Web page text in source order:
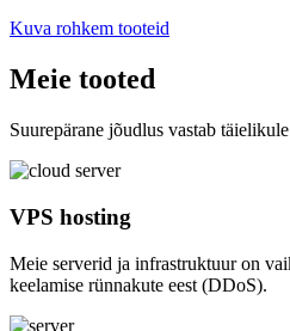
Kuva rohkem tooteid
Meie tooted
Suurepärane jõudlus vastab
VPS hosting
Meie serverid ja infrastruktuur on
keelamise rünnakute eest (DDoS).